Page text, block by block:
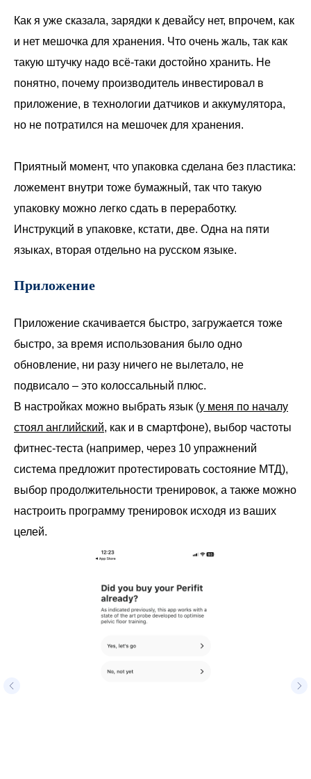
Как я уже сказала, зарядки к девайсу нет, впрочем, как
и нет мешочка для хранения. Что очень жаль, так как
такую штучку надо всё-таки достойно хранить. Не
понятно, почему производитель инвестировал в
приложение, в технологии датчиков и аккумулятора,
но не потратился на мешочек для хранения.
Приятный момент, что упаковка сделана без пластика:
ложемент внутри тоже бумажный, так что такую
упаковку можно легко сдать в переработку.
Инструкций в упаковке, кстати, две. Одна на пяти
языках, вторая отдельно на русском языке.
Приложение
Приложение скачивается быстро, загружается тоже
быстро, за время использования было одно
обновление, ни разу ничего не вылетало, не
подвисало – это колоссальный плюс.
В настройках можно выбрать язык (у меня по началу
стоял английский, как и в смартфоне), выбор частоты
фитнес-теста (например, через 10 упражнений
система предложит протестировать состояние МТД),
выбор продолжительности тренировок, а также можно
настроить программу тренировок исходя из ваших
целей.